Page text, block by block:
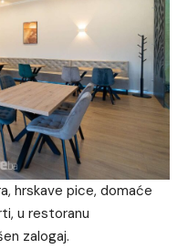
hrskave pice, domaće
u restoranu
zalogaj.